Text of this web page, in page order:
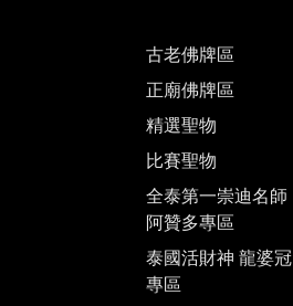
古老佛牌區
正廟佛牌區
精選聖物
比賽聖物
全泰第一崇迪名師
阿贊多專區
泰國活財神 龍婆冠
專區